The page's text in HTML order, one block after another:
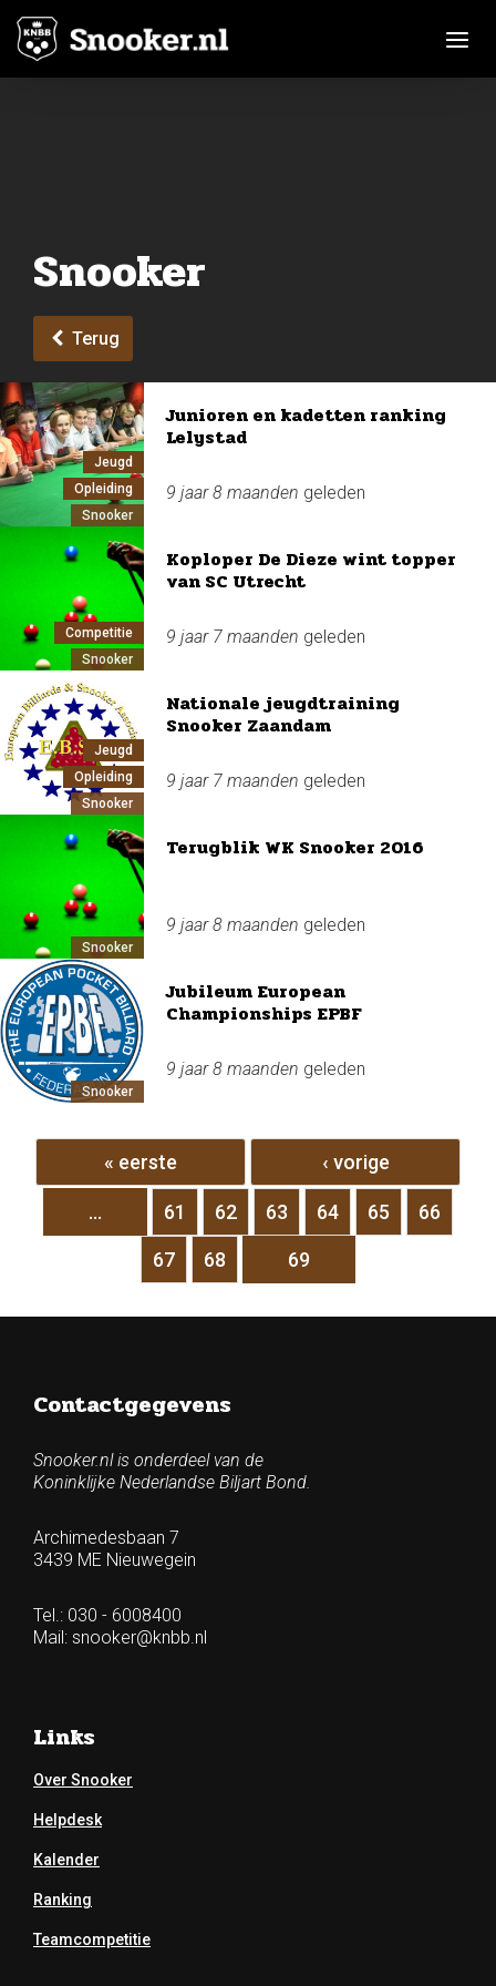
Snooker
Terug
Jeugd
Opleiding
Snooker
Junioren en kadetten ranking
Lelystad
9 jaar 8 maanden geleden
Competitie
Snooker
Koploper De Dieze wint topper
van SC Utrecht
9 jaar 7 maanden geleden
Jeugd
Opleiding
Snooker
Nationale jeugdtraining
Snooker Zaandam
9 jaar 7 maanden geleden
Snooker
Terugblik WK Snooker 2016
9 jaar 8 maanden geleden
Snooker
Jubileum European
Championships EPBF
9 jaar 8 maanden geleden
Pagina's
« eerste ‹ vorige
… 61 62 63 64 65 66
67 68 69
Contactgegevens
Snooker.nl is onderdeel van de
Koninklijke Nederlandse Biljart Bond.
Archimedesbaan 7
3439 ME Nieuwegein
Tel.: 030 - 6008400
Mail: snooker@knbb.nl
Links
Over Snooker
Helpdesk
Kalender
Ranking
Teamcompetitie